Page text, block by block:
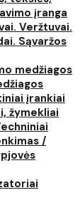
įranga
Veržtuvai.
Sąvaržos
medžiagos
įrankiai
žymekliai
/